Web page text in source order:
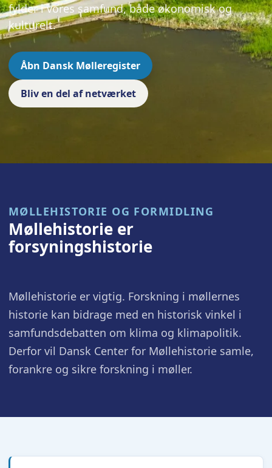
fylder i vores samfund, både økonomisk og
kulturelt.
Åbn Dansk Mølleregister
Bliv en del af netværket
MØLLEHISTORIE OG FORMIDLING
Møllehistorie er
forsyningshistorie
Møllehistorie er vigtig. Forskning i møllernes
historie kan bidrage med en historisk vinkel i
samfundsdebatten om klima og klimapolitik.
Derfor vil Dansk Center for Møllehistorie samle,
forankre og sikre forskning i møller.